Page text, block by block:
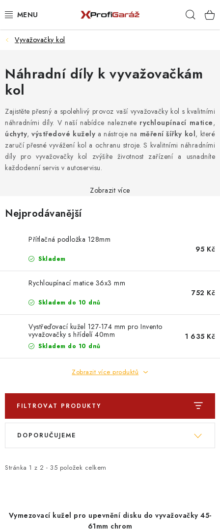
na
REALIZACE & ŘEŠENÍ
AKCE A NOVINKY
VYBAVENÍ PNEUSERVISU
NÁŘADÍ DLE TYPU OPRAVY
VYBAVENÍ DÍLNY
NÁŘADÍ
PROFI PORADNA
AUTODOPLŇKY
KRYCÍ PLACHTY - CELTY
Jak nakupovat Obchodní podmínky
Doprava a platba
Cookies
Ochrana osobních údajú
Jak funguje Zásilkovna?
Newslleter z Profigaraz.cz
Dárek k objednávce
Vyvažovačky kol
Náhradní díly k vyvažovačkám
kol
Zajistěte přesný a spolehlivý provoz vaší vyvažovačky kol s kvalitními
náhradními díly. V naší nabídce naleznete rychloupínací matice,
úchyty,výstředové kužely a nástroje na měření šířky kol, které
zaručí přesné vyvážení kol a ochranu stroje. S kvalitními náhradními
díly pro vyvažovačky kol zvýšíte životnost zařízení a usnadníte
každodenní servis v autoservisu.
Zobrazit více
Nejprodávanější
Přítlačná podložka 128mm
Skladem
95 Kč
Rychloupínací matice 36x3 mm
Skladem do 10 dnů
752 Kč
Vystřeďovací kužel 127-174 mm pro Invento
vyvažovačky s hřídelí 40mm
Skladem do 10 dnů
1 635 Kč
Zobrazit více produktů
FILTROVAT PRODUKTY
V
i
r
Stránka 1 z 2 - 35 položek celkem
Ř
e
p
DOPORUČUJEME
Vymezovací kužel pro upevnění disku do vyvažovačky 45-
61mm chrom